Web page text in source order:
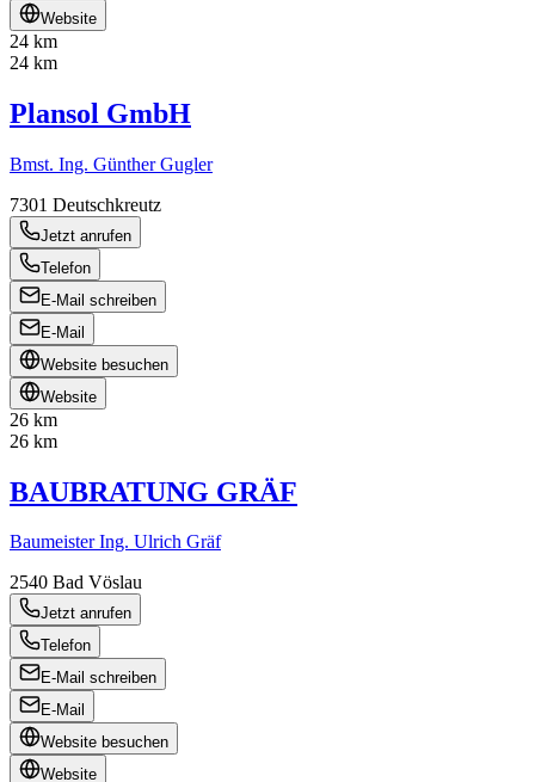
Website
24 km
24 km
Plansol GmbH
Bmst. Ing. Günther Gugler
7301 Deutschkreutz
Jetzt anrufen
Telefon
E-Mail schreiben
E-Mail
Website besuchen
Website
26 km
26 km
BAUBRATUNG GRÄF
Baumeister Ing. Ulrich Gräf
2540 Bad Vöslau
Jetzt anrufen
Telefon
E-Mail schreiben
E-Mail
Website besuchen
Website